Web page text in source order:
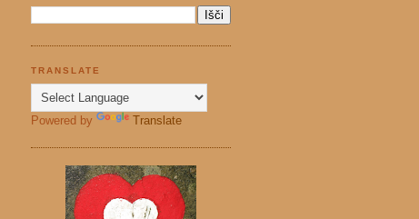
TRANSLATE
Powered by Translate